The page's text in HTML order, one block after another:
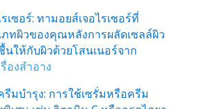
เซอร์: ทามอยส์เจอไรเซอร์ที่
ภทผิวของคุณหลังการผลัดเซลล์ผิว
นให้กับผิวด้วยโสนเนอร์จาก
องสำอาง
มบำรุง: การใช้เซรั่มหรือครีม